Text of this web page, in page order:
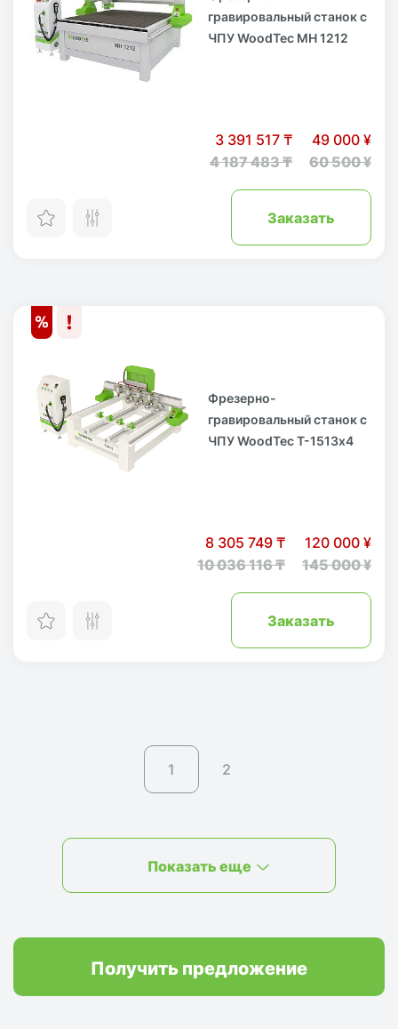
гравировальный станок с
ЧПУ WoodTec MH 1212
3 391 517 ₸
4 187 483 ₸
49 000 ¥
60 500 ¥
Заказать
Фрезерно-
гравировальный станок с
ЧПУ WoodTec T-1513х4
8 305 749 ₸
10 036 116 ₸
120 000 ¥
145 000 ¥
Заказать
Показать еще
1 2
Получить предложение